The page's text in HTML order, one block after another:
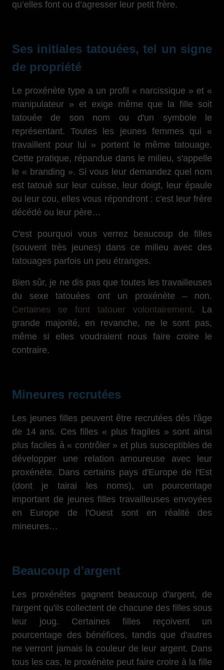
qu’elles font ou d’agresser leur petit frère.
Ses initiales tatouées, tel un signe
de propriété
Le proxénète type a un profil « narcissique » et «
manipulateur » et exige même que la fille soit
tatouée de son nom ou d'un symbole le
représentant. Toutes les jeunes femmes qui «
travaillent pour lui » portent le même tatouage.
Cette pratique, répandue dans le milieu, s'appelle
le « branding ». Si vous leur demandez quel nom
est tatoué sur leur cuisse, leur doigt, leur épaule
ou leur cou, elles vous répondront : c'est leur frère
décédé ou leur père…
C'est pourquoi vous verrez beaucoup de filles
(souvent très jeunes) dans ce milieu avec des
tatouages parfois un peu étranges.
Bien sûr, je ne dis pas que toutes les travailleuses
du sexe tatouées ont un proxénète – non.
Certaines se font tatouer volontairement. La
grande majorité, en revanche, ne le sont pas,
même si elles voudraient nous faire croire le
contraire.
Mineures recrutées
Les jeunes filles peuvent être recrutées dès l'âge
de 14 ans. Ces filles « plus fragiles » sont ainsi
plus faciles à « contrôler » et plus susceptibles de
développer une relation amoureuse avec leur
proxénète. Dans certains pays d'Europe de l'Est
(dont je tairai les noms), un pourcentage
important de jeunes filles travailleuses envoyées
en Europe de l'Ouest sont en réalité des
mineures…
Beaucoup d'argent
Les proxénètes gagnent beaucoup d'argent, de
l'argent qu'ils collectent de chacune des filles sous
leur joug. Certaines filles reçoivent un
pourcentage des bénéfices, tandis que d'autres
ne verront jamais la couleur de leur argent. Dans
tous les cas, le proxénète peut faire croire à la fille